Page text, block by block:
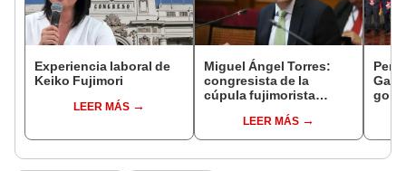
Experiencia laboral de
Keiko Fujimori
LEER MÁS
Miguel Ángel Torres:
congresista de la
cúpula fujimorista
del SenadoLEER MÁS